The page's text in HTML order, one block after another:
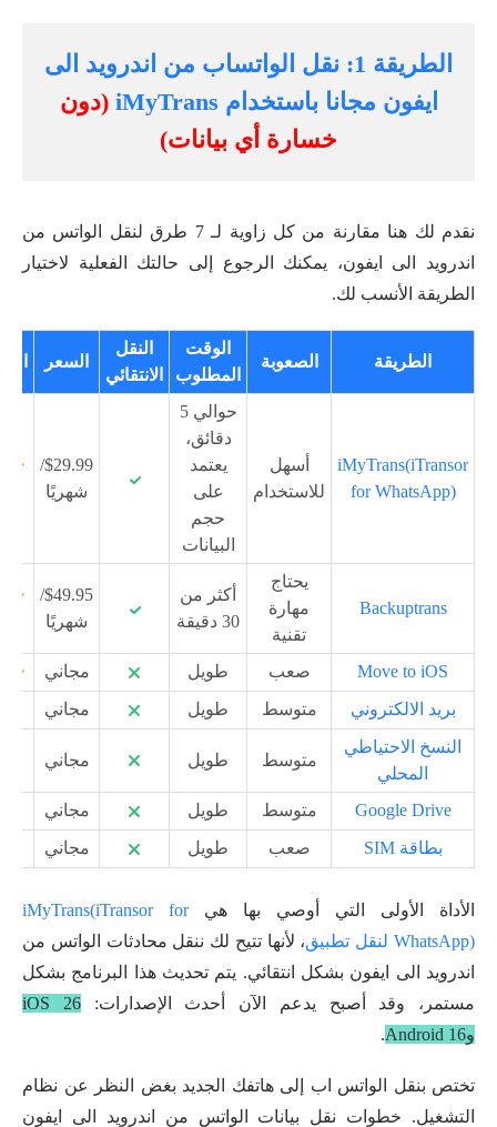
الطريقة 1: نقل الواتساب من اندرويد الى
ايفون مجانا باستخدام iMyTrans
(دون
خسارة أي بيانات)
نقدم لك هنا مقارنة من كل زاوية لـ 7 طرق لنقل الواتس من
اندرويد الى ايفون، يمكنك الرجوع إلى حالتك الفعلية لاختيار
الطريقة الأنسب لك.
الطريقة الصعوبة
الوقت
المطلوب
النقل
الانتقائي
السعر
iMyTrans(iTransor
for WhatsApp)
أسهل
للاستخدام
حوالي 5
دقائق،
يعتمد
على
حجم
البيانات
$29.99/
شهريًا
Backuptrans
يحتاج
مهارة
تقنية
أكثر من
30 دقيقة
$49.95/
شهريًا
Move to iOS صعب طويل
مجاني
بريد الالكتروني
متوسط طويل
مجاني
النسخ الاحتياطي
المحلي
متوسط طويل مجاني
Google Drive متوسط طويل
مجاني
بطاقة SIM
صعب طويل مجاني
الأداة الأولى التي أوصي بها هي
iMyTrans(iTransor for
WhatsApp) لنقل تطبيق
، لأنها تتيح لك ننقل محادثات الواتس من
اندرويد الى ايفون بشكل انتقائي. يتم تحديث هذا البرنامج بشكل
مستمر، وقد أصبح يدعم الآن أحدث الإصدارات:iOS 26
وAndroid 16
.
تختص بنقل الواتس اب إلى هاتفك الجديد بغض النظر عن نظام
التشغيل. خطوات نقل بيانات الواتس من اندرويد الى ايفون